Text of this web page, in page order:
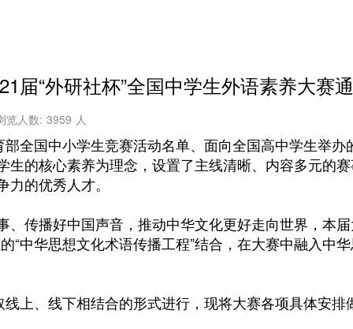
届“外研社杯”全国中学生外语素养大赛
览人数: 3959 人
国中小学生竞赛活动名单、面向全国高中学生举办
的核心素养为理念，设置了主线清晰、内容多元的
的优秀人才。
播好中国声音，推动中华文化更好走向世界，本届
“中华思想文化术语传播工程”结合，在大赛中融入中
、线下相结合的形式进行，现将大赛各项具体安排